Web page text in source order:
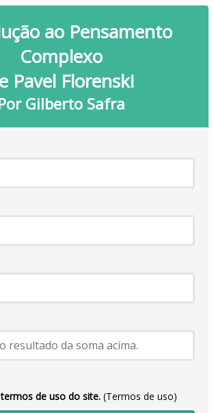
ao Pensamento
Complexo
Pavel Florenski
Gilberto Safra
de uso do site. (Termos de uso)